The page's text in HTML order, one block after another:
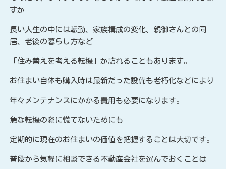
すが
長い人生の中には転勤、家族構成の変化、親御さんとの同
居、老後の暮らし方など
「住み替えを考える転機」が訪れることもあります。
お住まい自体も購入時は最新だった設備も老朽化などにより
年々メンテナンスにかかる費用も必要になります。
急な転機の際に慌てないためにも
定期的に現在のお住まいの価値を把握することは大切です。
普段から気軽に相談できる不動産会社を選んでおくことは